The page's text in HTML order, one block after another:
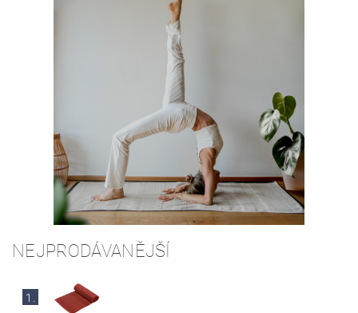
NEJPRODÁVANĚJŠÍ
1.